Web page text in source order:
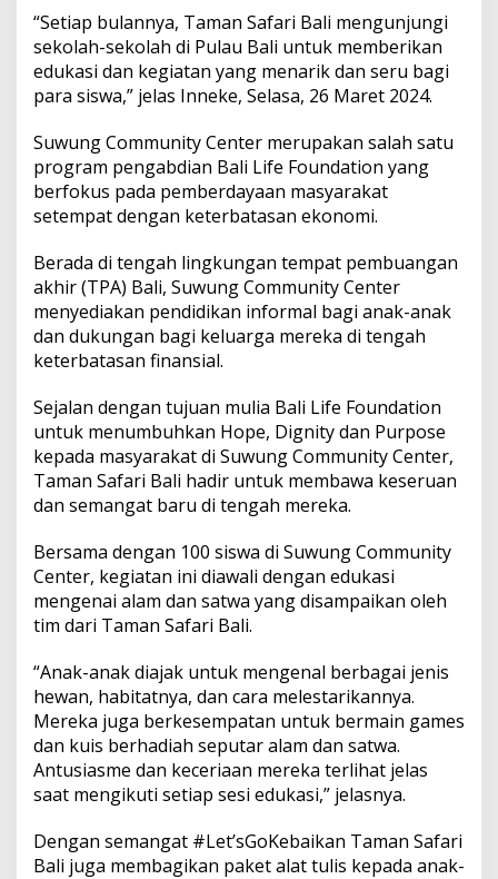
i
S
a
f
a
i
G
o
e
s
o
S
c
h
o
o
K
u
n
u
n
i
S
u
w
u
g
o
m
m
u
n
y
C
“Setiap bulannya, Taman Safari Bali mengunjungi
sekolah-sekolah di Pulau Bali untuk memberikan
edukasi dan kegiatan yang menarik dan seru bagi
para siswa,” jelas Inneke, Selasa, 26 Maret 2024.
Suwung Community Center merupakan salah satu
program pengabdian Bali Life Foundation yang
berfokus pada pemberdayaan masyarakat
setempat dengan keterbatasan ekonomi.
Berada di tengah lingkungan tempat pembuangan
akhir (TPA) Bali, Suwung Community Center
menyediakan pendidikan informal bagi anak-anak
dan dukungan bagi keluarga mereka di tengah
keterbatasan finansial.
Sejalan dengan tujuan mulia Bali Life Foundation
untuk menumbuhkan Hope, Dignity dan Purpose
kepada masyarakat di Suwung Community Center,
Taman Safari Bali hadir untuk membawa keseruan
dan semangat baru di tengah mereka.
Bersama dengan 100 siswa di Suwung Community
Center, kegiatan ini diawali dengan edukasi
mengenai alam dan satwa yang disampaikan oleh
tim dari Taman Safari Bali.
“Anak-anak diajak untuk mengenal berbagai jenis
hewan, habitatnya, dan cara melestarikannya.
Mereka juga berkesempatan untuk bermain games
dan kuis berhadiah seputar alam dan satwa.
Antusiasme dan keceriaan mereka terlihat jelas
saat mengikuti setiap sesi edukasi,” jelasnya.
Dengan semangat #Let’sGoKebaikan Taman Safari
Bali juga membagikan paket alat tulis kepada anak-